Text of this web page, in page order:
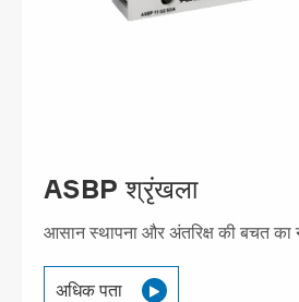
ASBP श्रृंखला
आसान स्थापना और अंतरिक्ष की बचत का
अधिक पता 